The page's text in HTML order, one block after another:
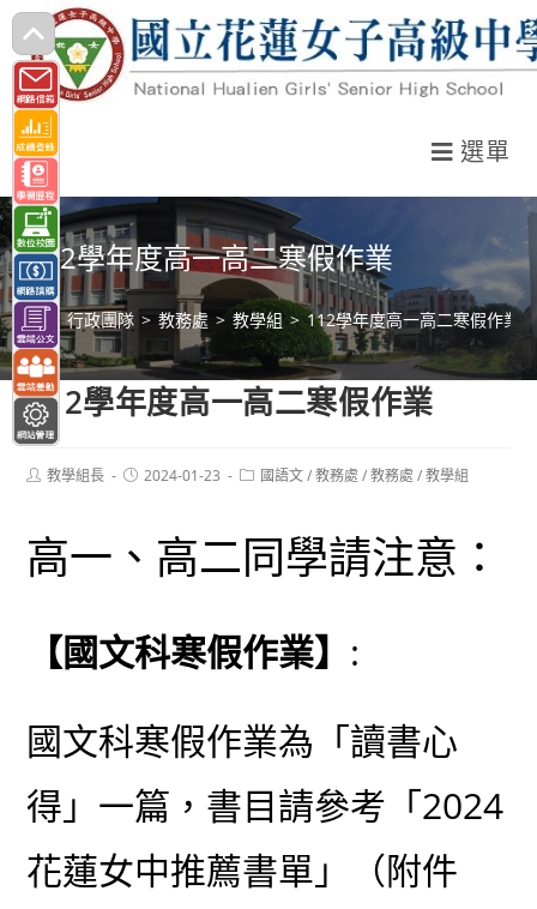
跳
轉
至
主
要
內
容
選單
112學年度高一高二寒假作業
> 行政團隊 > 教務處 > 教學組 > 112學年度高一高二寒假作業
112學年度高一高二寒假作業
Post教學組長
Post2024-01-23
Post國語文 / 教務處 / 教務處 / 教學組
高一、高二同學請注意：
【國文科寒假作業】 :
國文科寒假作業為「讀書心
得」一篇，書目請參考「2024
花蓮女中推薦書單」（附件